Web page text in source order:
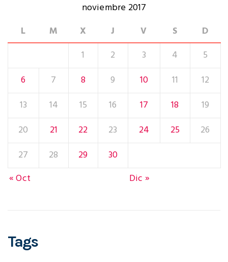
noviembre 2017
L
M X J V S D
« Oct Dic »
1 2 3 4
5
6
7 8 9 10 11
12
13
14 15 16 17 18
19
20
21 22 23 24 25
26
27
28 29 30
Tags